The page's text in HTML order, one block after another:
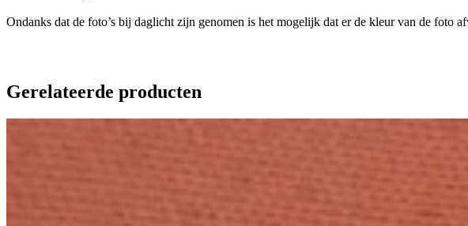
Ondanks dat de foto’s bij daglicht zijn genomen is het mogelijk dat er de kleur van de foto
Gerelateerde producten